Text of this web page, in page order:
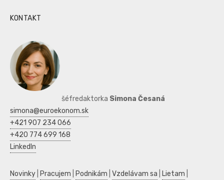
KONTAKT
šéfredaktorka Simona Česaná
simona@euroekonom.sk
+421 907 234 066
+420 774 699 168
LinkedIn
Novinky Pracujem Podnikám Vzdelávam sa Lietam